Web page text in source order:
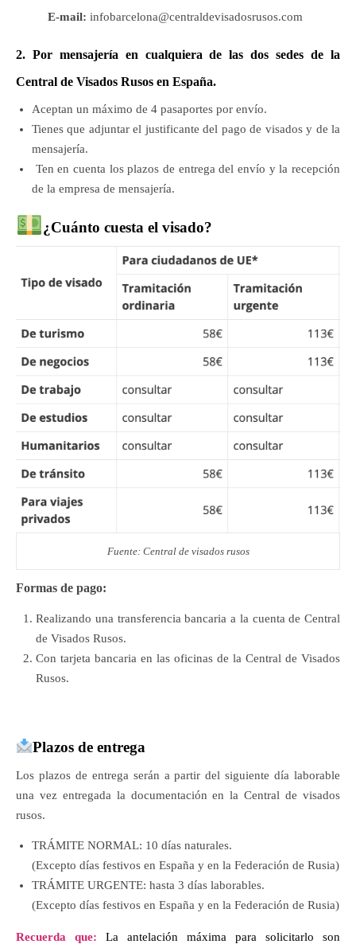
E-mail: infobarcelona@centraldevisadosrusos.com
2. Por mensajería en cualquiera de las dos sedes de la
Central de Visados Rusos en España.
Aceptan un máximo de 4 pasaportes por envío.
Tienes que adjuntar el justificante del pago de visados y de la
mensajería.
Ten en cuenta los plazos de entrega del envío y la recepción
de la empresa de mensajería.
¿Cuánto cuesta el visado?
Fuente: Central de visados rusos
Formas de pago:
Realizando una transferencia bancaria a la cuenta de Central
de Visados Rusos.
Con tarjeta bancaria en las oficinas de la Central de Visados
Rusos.
Plazos de entrega
Los plazos de entrega serán a partir del siguiente día laborable
una vez entregada la documentación en la Central de visados
rusos.
TRÁMITE NORMAL: 10 días naturales.
(Excepto días festivos en España y en la Federación de Rusia)
TRÁMITE URGENTE: hasta 3 días laborables.
(Excepto días festivos en España y en la Federación de Rusia)
Recuerda que: La antelación máxima para solicitarlo son